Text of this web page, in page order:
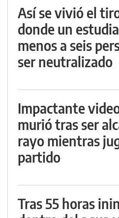
Así se vivió el
donde un
menos a seis
ser neutralizado
Impactante
murió tras ser
rayo mientras
partido
Tras 55 horas